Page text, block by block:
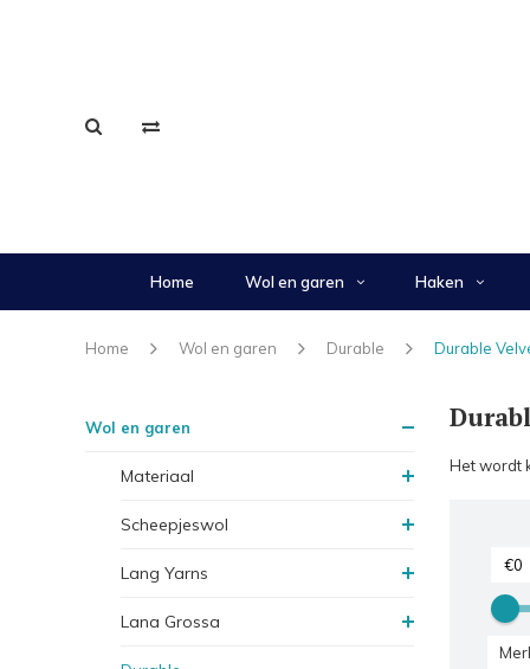
Home Wol en garen Haken
Home Wol en garen Durable Durable
Wol en garen
Materiaal
Scheepjeswol
Lang Yarns
Lana Grossa
Het wordt